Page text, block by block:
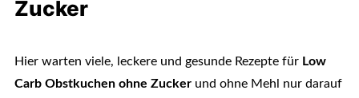
Zucker
Hier warten viele, leckere und gesunde Rezepte für Low
Carb Obstkuchen ohne Zuckerund ohne Mehl nur darauf